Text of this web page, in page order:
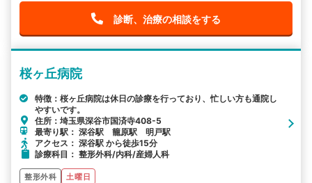
診断、治療の相談をする
桜ヶ丘病院
特徴：桜ヶ丘病院は休日の診療を行っており、忙しい方も通院し
やすいです。
住所：埼玉県深谷市国済寺408-5
最寄り駅： 深谷駅 籠原駅 明戸駅
アクセス： 深谷駅 から徒歩15分
診療科目： 整形外科/内科/産婦人科
整形外科 土曜日